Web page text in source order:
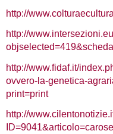
http://
http://
http://www.fidaf.it/
ovvero-la-genetica-
print=print
http://